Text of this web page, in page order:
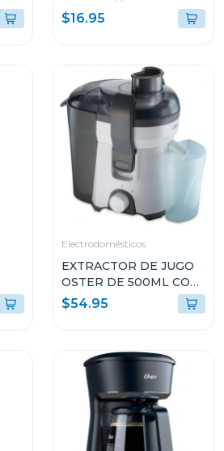
GCSTAC7001
$16.95
Electrodomésticos
EXTRACTOR DE JUGO
OSTER DE 500ML CON
FILTRO DE ACERO
FPSTJE316W
$54.95